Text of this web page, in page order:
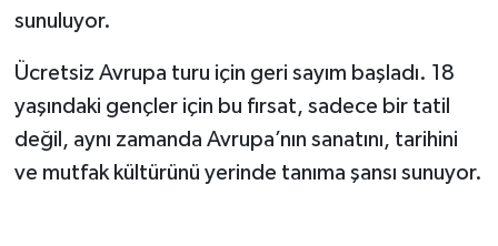
sunuluyor.
Ücretsiz Avrupa turu için geri sayım başladı. 18
yaşındaki gençler için bu fırsat, sadece bir tatil
değil, aynı zamanda Avrupa’nın sanatını, tarihini
ve mutfak kültürünü yerinde tanıma şansı sunuyor.